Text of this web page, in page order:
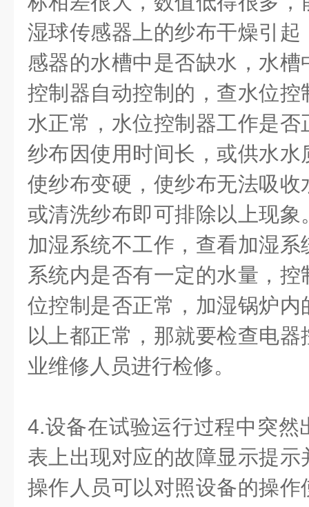
湿球传感器上的纱布干燥引
感器的水槽中是否缺水，水
控制器自动控制的，查水位
水正常，水位控制器工作是
纱布因使用时间长，或供水
使纱布变硬，使纱布无法吸
或清洗纱布即可排除以上现
加湿系统不工作，查看加湿
系统内是否有一定的水量，
位控制是否正常，加湿锅炉
以上都正常，那就要检查电
业维修人员进行检修。
4.设备在试验运行过程中突然
表上出现对应的故障显示提
操作人员可以对照设备的操